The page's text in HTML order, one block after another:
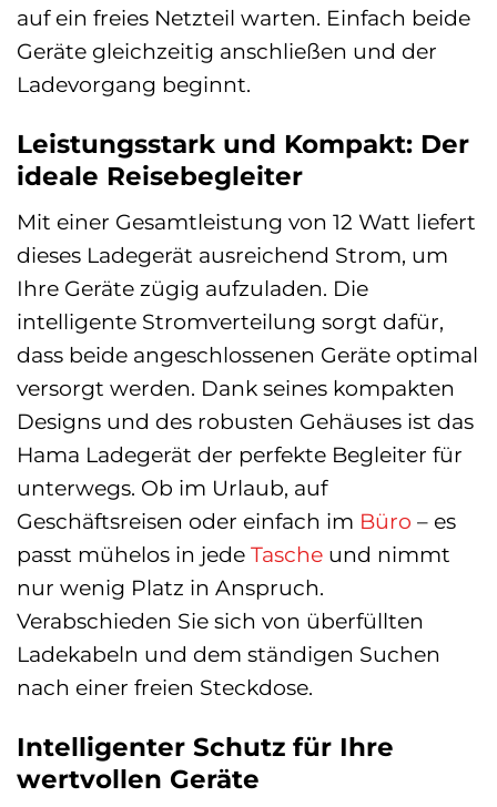
auf ein freies Netzteil warten. Einfach beide
Geräte gleichzeitig anschließen und der
Ladevorgang beginnt.
Leistungsstark und Kompakt: Der
ideale Reisebegleiter
Mit einer Gesamtleistung von 12 Watt liefert
dieses Ladegerät ausreichend Strom, um
Ihre Geräte zügig aufzuladen. Die
intelligente Stromverteilung sorgt dafür,
dass beide angeschlossenen Geräte optimal
versorgt werden. Dank seines kompakten
Designs und des robusten Gehäuses ist das
Hama Ladegerät der perfekte Begleiter für
unterwegs. Ob im Urlaub, auf
Geschäftsreisen oder einfach im Büro – es
passt mühelos in jede Tasche und nimmt
nur wenig Platz in Anspruch.
Verabschieden Sie sich von überfüllten
Ladekabeln und dem ständigen Suchen
nach einer freien Steckdose.
Intelligenter Schutz für Ihre
wertvollen Geräte